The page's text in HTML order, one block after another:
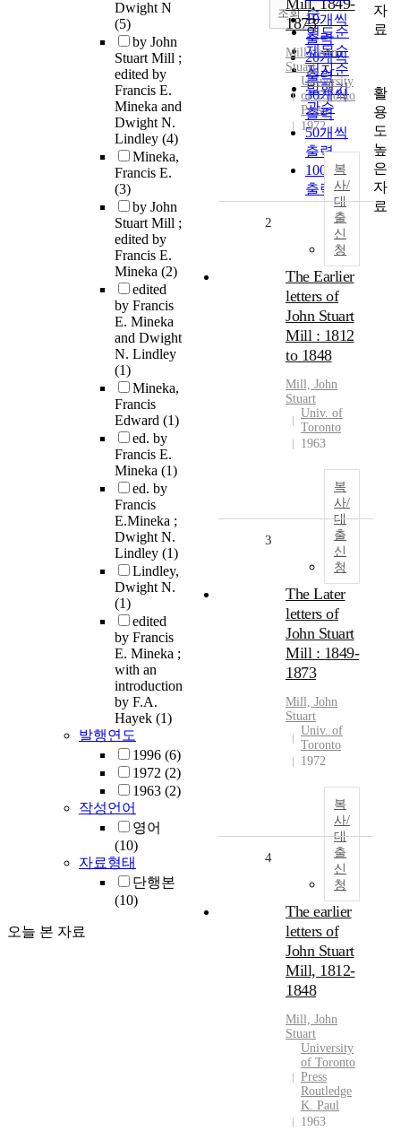
Dwight N
(5)
by John
Stuart Mill ;
edited by
Francis E.
Mineka and
Dwight N.
Lindley (4)
Mineka,
Francis E.
(3)
by John
Stuart Mill ;
edited by
Francis E.
Mineka (2)
edited
by Francis
E. Mineka
and Dwight
N. Lindley
(1)
Mineka,
Francis
Edward (1)
ed. by
Francis E.
Mineka (1)
ed. by
Francis
E.Mineka ;
Dwight N.
Lindley (1)
Lindley,
Dwight N.
(1)
edited
by Francis
E. Mineka ;
with an
introduction
by F.A.
Hayek (1)
발행연도
1996 (6)
1972 (2)
1963 (2)
작성언어
영어
(10)
자료형태
단행본
(10)
오늘 본 자료
순
연도순
제목순
저자순
발행기
관순
10개씩
출력
20개씩
출력
30개씩
출력
50개씩
출력
100개씩
출력
조회
Mill, 1849-
1873
Mill, John
Stuart
University
of Toronto
Press
1972
복
사/
대
출
신
청
2
The Earlier
letters of
John Stuart
Mill : 1812
to 1848
Mill, John
Stuart
Univ. of
Toronto
1963
복
사/
대
출
신
청
3
The Later
letters of
John Stuart
Mill : 1849-
1873
Mill, John
Stuart
Univ. of
Toronto
1972
복
사/
대
출
신
청
4
The earlier
letters of
John Stuart
Mill, 1812-
1848
Mill, John
Stuart
University
of Toronto
Press
Routledge
K. Paul
1963
자
료
활
용
도
높
은
자
료